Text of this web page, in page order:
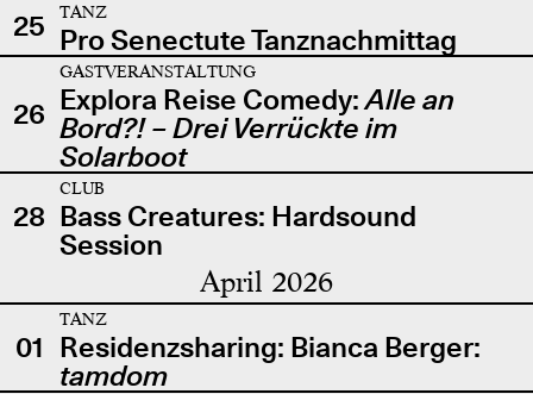
25
TANZ
Pro Senectute Tanznachmittag
26
GASTVERANSTALTUNG
Explora Reise Comedy:Alle an
Bord?! – Drei Verrückte im
Solarboot
28
CLUB
Bass Creatures: Hardsound
Session
April 2026
01
TANZ
Residenzsharing: Bianca Berger:
tamdom